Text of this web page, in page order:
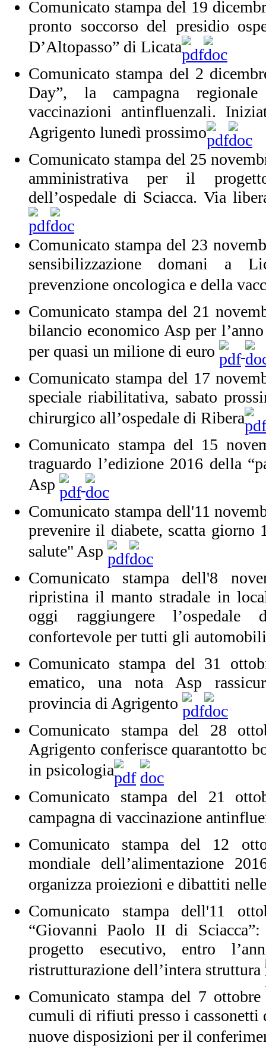
Comunicato stampa del 19
pronto soccorso del presidio
D’Altopasso” di Licata
Comunicato stampa del 2
Day”, la campagna
vaccinazioni antinfluenzali.
Agrigento lunedì prossimo
Comunicato stampa del 25
amministrativa per il
dell’ospedale di Sciacca. Via
Comunicato stampa del 23
sensibilizzazione domani a
prevenzione oncologica e della
Comunicato stampa del 21
bilancio economico Asp per
per quasi un milione di euro
Comunicato stampa del 17
speciale riabilitativa, sabato
chirurgico all’ospedale di Ribera
Comunicato stampa del 15
traguardo l’edizione 2016 della
Asp
Comunicato stampa dell'11
prevenire il diabete, scatta giorno
salute" Asp
Comunicato stampa dell'8
ripristina il manto stradale in
oggi raggiungere
confortevole per tutti gli
Comunicato stampa del 31
ematico, una nota Asp
provincia di Agrigento
Comunicato stampa del 28
Agrigento conferisce quarantotto
in psicologia
Comunicato stampa del 21
campagna di vaccinazione
Comunicato stampa del 12
mondiale dell’alimentazione
organizza proiezioni e dibattiti
Comunicato stampa dell'11
“Giovanni Paolo II di
progetto esecutivo, entro
ristrutturazione dell’intera struttura
Comunicato stampa del 7
cumuli di rifiuti presso i cassonetti
nuove disposizioni per il